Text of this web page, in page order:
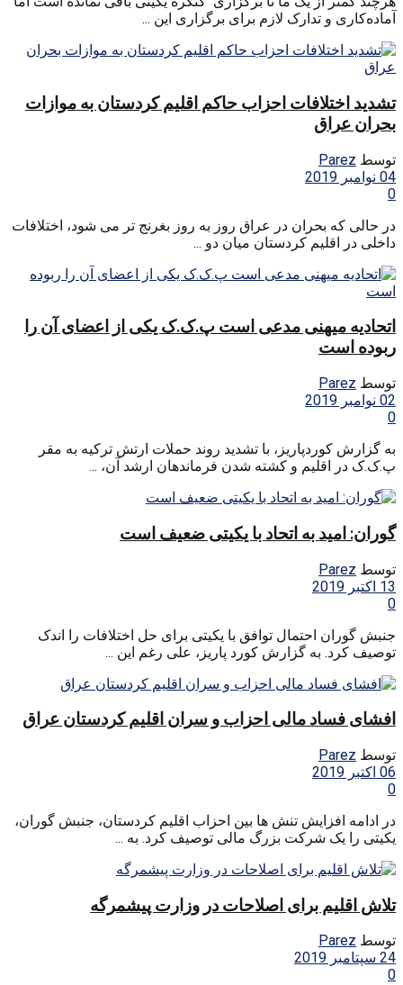
آماده‌کاری و تدارک لازم برای برگزاری این ...
تشدید اختلافات احزاب حاکم اقلیم کردستان به موازات
بحران عراق
توسط Parez
04 نوامبر 2019
0
در حالی که بحران در عراق روز به روز بغرنج تر می شود، اختلافات
داخلی در اقلیم کردستان میان دو ...
اتحادیه میهنی مدعی است پ.ک.ک یکی از اعضای آن را
ربوده است
توسط Parez
02 نوامبر 2019
0
به گزارش کوردپاریز، با تشدید روند حملات ارتش ترکیه به مقر
پ.ک.ک در اقلیم و کشته شدن فرماندهان ارشد آن، ...
گوران: امید به اتحاد با یکیتی ضعیف است
توسط Parez
13 اکتبر 2019
0
جنبش گوران احتمال توافق با یکیتی برای حل اختلافات را اندک
توصیف کرد. به گزارش کورد پاریز، علی رغم این ...
افشای فساد مالی احزاب و سران اقلیم کردستان عراق
توسط Parez
06 اکتبر 2019
0
در ادامه افزایش تنش ها بین احزاب اقلیم کردستان، جنبش گوران،
یکیتی را یک شرکت بزرگ مالی توصیف کرد. به ...
تلاش اقلیم برای اصلاحات در وزارت پیشمرگه
توسط Parez
24 سپتامبر 2019
0